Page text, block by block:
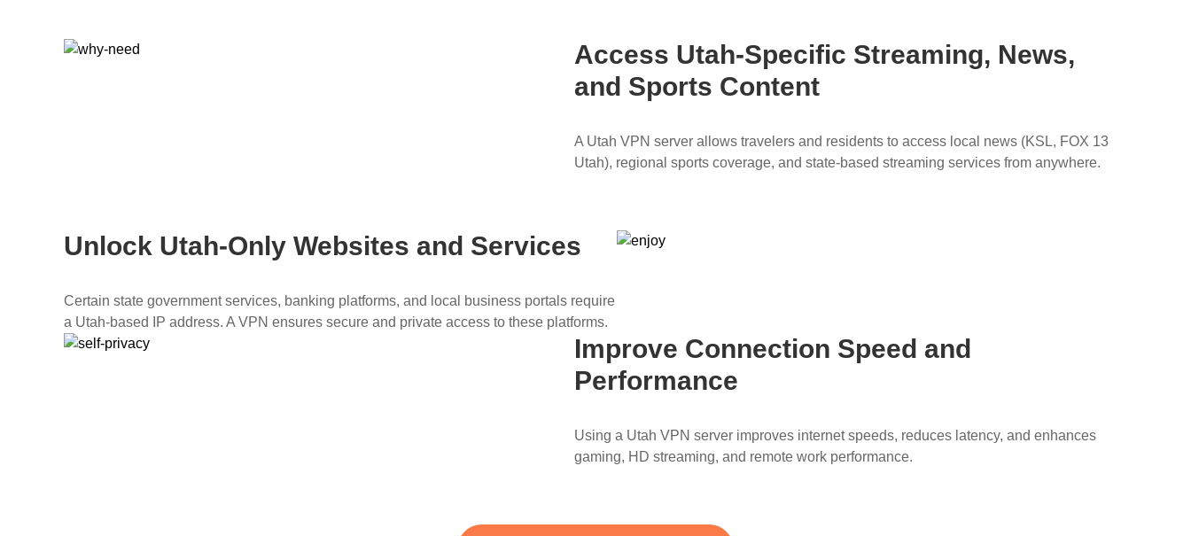
Access Utah-Specific Streaming, News,
and Sports Content
A Utah VPN server allows travelers and residents to access local news (KSL, FOX 13
Utah), regional sports coverage, and state-based streaming services from anywhere.
Unlock Utah-Only Websites and Services
Certain state government services, banking platforms, and local business portals require
a Utah-based IP address. A VPN ensures secure and private access to these platforms.
Improve Connection Speed and
Performance
Using a Utah VPN server improves internet speeds, reduces latency, and enhances
gaming, HD streaming, and remote work performance.